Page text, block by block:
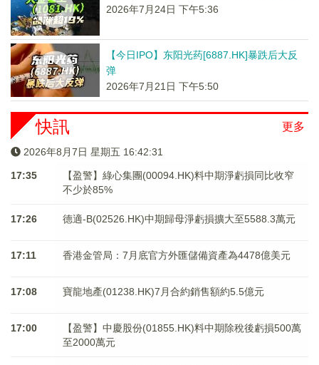
2026年7月24日 下午5:36
【今日IPO】东阳光药[6887.HK]暴跌后大反
弹
2026年7月21日 下午5:50
更多
快訊
2026年8月7日 星期五 16:42:31
17:35
【盈警】綠心集團(00094.HK)料中期淨虧損同比收窄
不少於85%
17:26 德適-B(02526.HK)中期歸母淨虧損擴大至5588.3萬元
17:11 香港金管局：7月底官方外匯儲備資產為4478億美元
17:08 寶龍地產(01238.HK)7月合約銷售額約5.5億元
17:00
【盈警】中慶股份(01855.HK)料中期除稅後虧損500萬
至2000萬元